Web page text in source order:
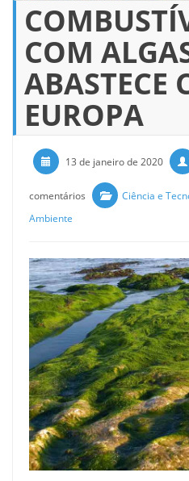
COM
ABASTECE
EUROPA
13 de janeiro de 2020
comentários Ciência e
Ambiente